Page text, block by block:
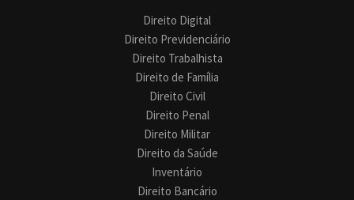
Direito Digital
Direito Previdenciário
Direito Trabalhista
Direito de Família
Direito Civil
Direito Penal
Direito Militar
Direito da Saúde
Inventário
Direito Bancário